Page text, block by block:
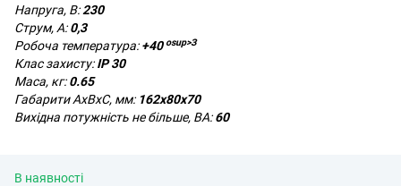
Напруга, В:230
Струм, А:0,3
Робоча температура:+40 оsup>З
Клас захисту:IP 30
Маса, кг:0.65
Габарити AxBxC, мм: 162х80х70
Вихідна потужність не більше, ВА:60
В наявності